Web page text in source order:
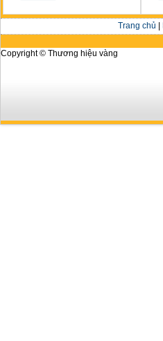
Trang chủ
Copyright © Thương hiệu vàng